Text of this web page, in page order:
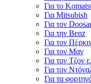
Για το
Για Mitsubish
Για τον
Για την Benz
Για τον
Για τον Μαν
Για τον Τζον
Για τον
Για τα